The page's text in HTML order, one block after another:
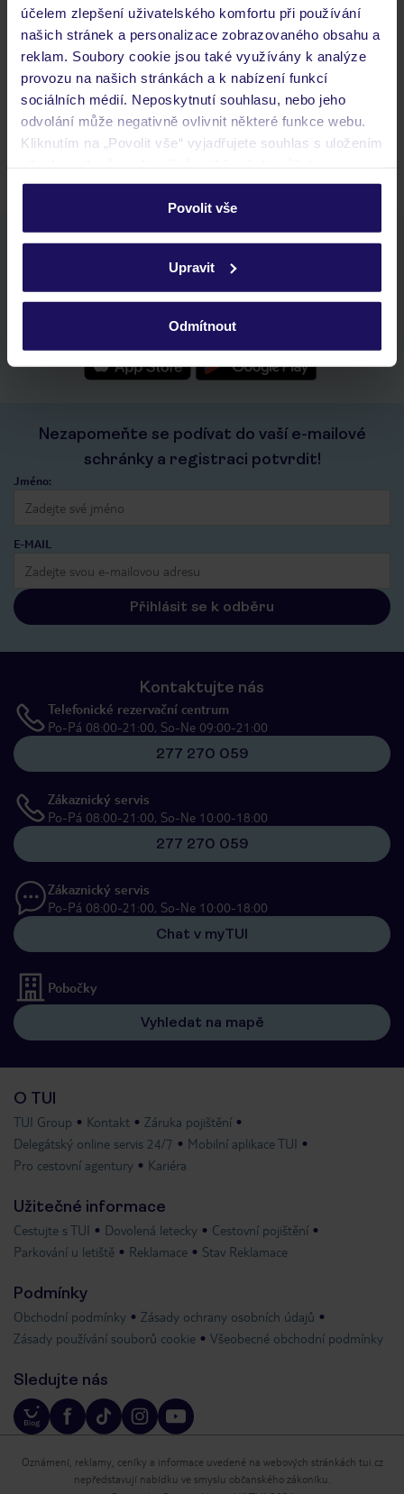
účelem zlepšení uživatelského komfortu při používání
našich stránek a personalizace zobrazovaného obsahu a
reklam. Soubory cookie jsou také využívány k analýze
provozu na našich stránkách a k nabízení funkcí
sociálních médií. Neposkytnutí souhlasu, nebo jeho
odvolání může negativně ovlivnit některé funkce webu.
Kliknutím na „Povolit vše“ vyjadřujete souhlas s uložením
personalizovat v sekci „Personalizace“.
Podrobné informace o souborech cookie naleznete v
ochrany osobních údajů.
Povolit vše
Upravit
Odmítnout
Často kladené otázky
Jaké doklady jsou potřebné při cestování?
Budeme ubytováni ihned po příjezdu do hotelu?
Kam jít po přistání a vyzvednutí zavazadel?
Zobrazit další
Stáhněte si bezplatnou aplikaci TUI
rychlé vyhledávání a prohlížení nabídek
seznam oblíbených nabídek a možnost jejich sdílení
kontakt s TUI a všechny informace o tvé rezervaci v myTUI
Nezapomeňte se podívat do vaší e-mailové
schránky a registraci potvrdit!
Jméno:
E-MAIL
Přihlásit se k odběru
Kontaktujte nás
Telefonické rezervační centrum
Po-Pá 08:00-21:00, So-Ne 09:00-21:00
277 270 059
Zákaznický servis
Po-Pá 08:00-21:00, So-Ne 10:00-18:00
277 270 059
Zákaznický servis
Po-Pá 08:00-21:00, So-Ne 10:00-18:00
Chat v myTUI
Pobočky
Vyhledat na mapě
O TUI
TUI Group Kontakt
Záruka pojištění
Delegátský online servis 24/7
Mobilní aplikace TUI
Pro cestovní agentury
Kariéra
Užitečné informace
Cestujte s TUI Dovolená letecky
Cestovní pojištění
Parkování u letiště
Reklamace Stav Reklamace
Podmínky
Obchodní podmínky
Zásady ochrany osobních údajů
Zásady používání souborů cookie
Všeobecné obchodní podmínky
Sledujte nás
Oznámení, reklamy, ceníky a informace uvedené na webových stránkách tui.cz
nepředstavují nabídku ve smyslu občanského zákoníku.